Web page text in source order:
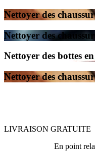
Nettoyer des
Nettoyer des
Nettoyer des bottes
Nettoyer des
LIVRAISON GRATUITE
En point